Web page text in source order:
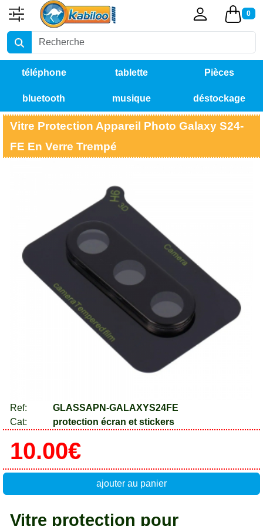
0
téléphone tablette Pièces
détachées
bluetooth musique déstockage
Vitre Protection Appareil Photo Galaxy S24-
FE En Verre Trempé
Ref:
GLASSAPN-GALAXYS24FE
Cat:
protection écran et stickers
10.00€
ajouter au panier
Vitre protection pour